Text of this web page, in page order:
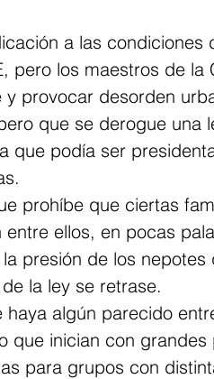
a las condiciones
pero los maestros de la
provocar desorden
que se derogue una
que podía ser
prohíbe que ciertas
ellos, en pocas
presión de los nepotes
la ley se retrase.
algún parecido
que inician con
para grupos con